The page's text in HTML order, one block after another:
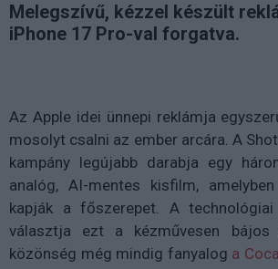
Melegszívű, kézzel készült
iPhone 17 Pro-val forgatva.
Az Apple idei ünnepi reklámja
mosolyt csalni az ember arcára. A
kampány legújabb darabja egy
analóg, AI-mentes kisfilm,
kapják a főszerepet. A
választja ezt a kézművesen
közönség még mindig fanyalog a